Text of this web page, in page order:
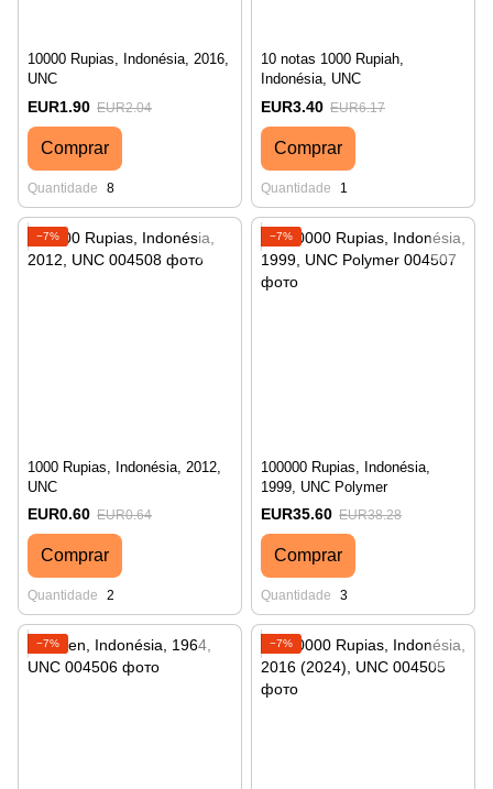
10000 Rupias, Indonésia, 2016,
UNC
EUR1.90 EUR2.04
Comprar
Quantidade 8
10 notas 1000 Rupiah,
Indonésia, UNC
EUR3.40 EUR6.17
Comprar
Quantidade 1
−7%
1000 Rupias, Indonésia, 2012,
UNC
EUR0.60 EUR0.64
Comprar
Quantidade 2
−7%
100000 Rupias, Indonésia,
1999, UNC Polymer
EUR35.60 EUR38.28
Comprar
Quantidade 3
−7% −7%